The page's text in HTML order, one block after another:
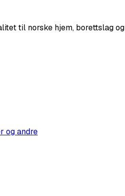
til norske hjem, borettslag
og andre